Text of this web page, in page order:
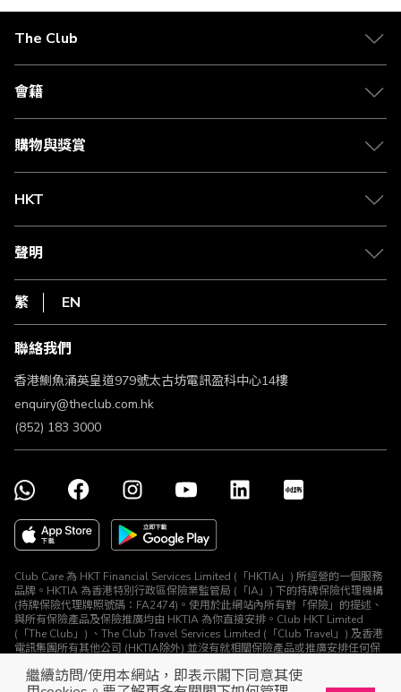
繼續訪問/使用本網站，即表示閣下同意其使
The Club
關於 The Club
合作夥伴
媒體中心
會籍
會籍及專屬禮遇
賺取積分
購物與獎賞
物流與配送
Club Shopping 商品領取站
常見問題
HKT
csl.
1010
HKT
聲明
私隱聲明
使用條款
條款及細則
不歧視及不騷擾聲明
認可牌照及通告
繁 EN
聯絡我們
香港鰂魚涌英皇道979號太古坊電訊盈科中心14樓
enquiry@theclub.com.hk
(852) 183 3000
Club Care 為 HKT Financial Services Limited (「HKTIA」) 所經營的一個服務
品牌。HKTIA 為香港特別行政區保險業監管局 (「IA」) 下的持牌保險代理機構
(持牌保險代理牌照號碼：FA2474)。使用於此網站內所有對「保險」的提述、
與所有保險產品及保險推廣均由 HKTIA 為你直接安排。Club HKT Limited
(「The Club」) 、The Club Travel Services Limited (「Club Travel」) 及香港
電訊集團所有其他公司 (HKTIA除外) 並沒有就相關保險產品或推廣安排任何保
© The Club 2026. 保留所有權利